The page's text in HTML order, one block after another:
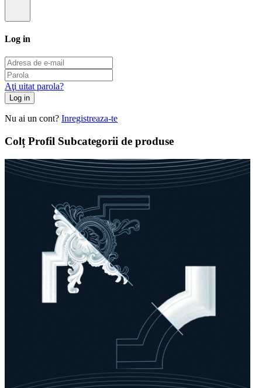
Log in
Aţi uitat parola?
Log in
Nu ai un cont? Inregistreaza-te
Colț Profil Subcategorii de produse